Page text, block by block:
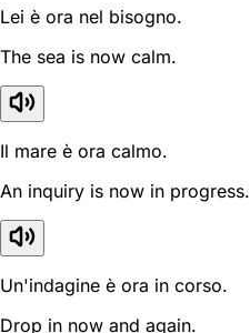
Lei è ora nel bisogno.
The sea is now calm.
Il mare è ora calmo.
An inquiry is now in progress.
Un'indagine è ora in corso.
Drop in now and again.